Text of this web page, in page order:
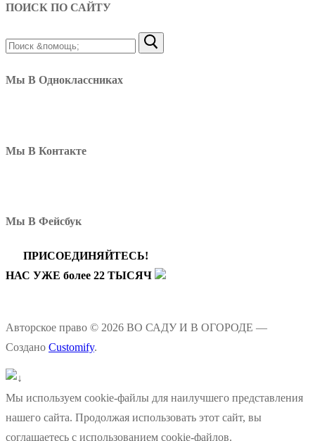
ПОИСК ПО САЙТУ
Найти:
Мы В Одноклассниках
Мы В Контакте
Мы В Фейсбук
ПРИСОЕДИНЯЙТЕСЬ!
НАС УЖЕ более 22 ТЫСЯЧ
Авторское право © 2026 ВО САДУ И В ОГОРОДЕ —
Создано Customify.
Мы используем cookie-файлы для наилучшего представления
нашего сайта. Продолжая использовать этот сайт, вы
соглашаетесь с использованием cookie-файлов.